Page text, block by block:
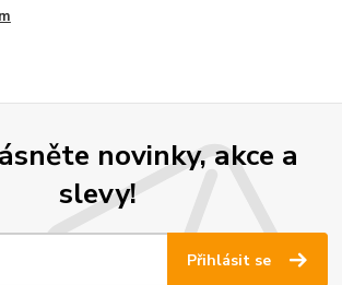
novinky, akce a
slevy!
Přihlásit se